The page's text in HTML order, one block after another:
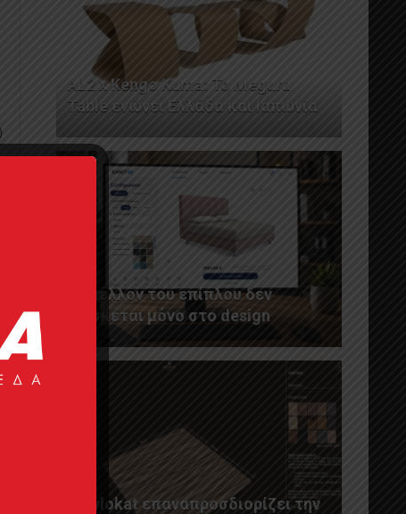
AL2 x Kengo Kuma: Το Meguru
Table ενώνει Ελλάδα και Ιαπωνία
Το μέλλον του επίπλου δεν
βρίσκεται μόνο στο design
Η Xylokat επαναπροσδιορίζει την